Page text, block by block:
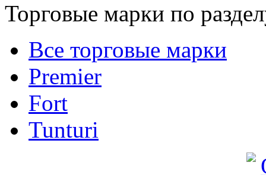
Торговые марки по
Все торговые марки
Premier
Fort
Tunturi